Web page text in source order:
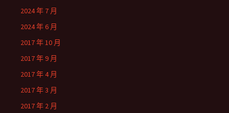
2024 年 7 月
2024 年 6 月
2017 年 10 月
2017 年 9 月
2017 年 4 月
2017 年 3 月
2017 年 2 月